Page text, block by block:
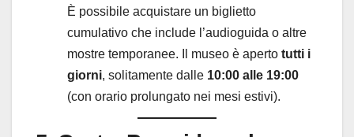
È possibile acquistare un biglietto
cumulativo che include l’audioguida o altre
mostre temporanee. Il museo è aperto tutti i
giorni, solitamente dalle 10:00 alle 19:00
(con orario prolungato nei mesi estivi).